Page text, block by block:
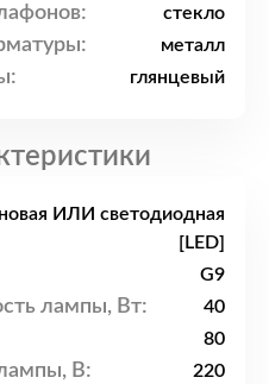
стекло
металл
глянцевый
ИЛИ светодиодная
[LED]
G9
лампы, Вт: 40
80
В: 220